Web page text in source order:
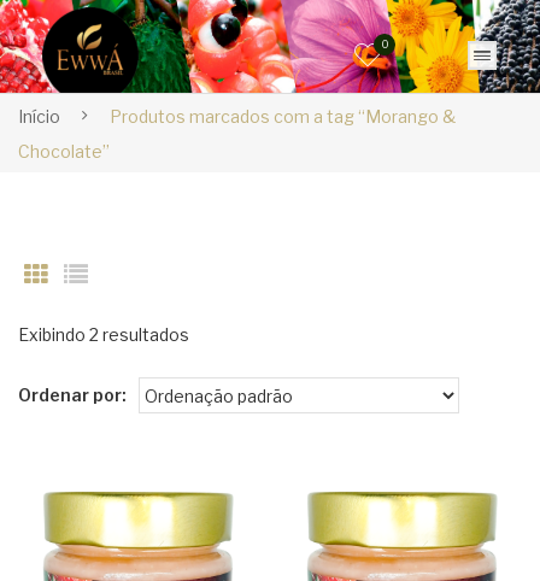
0
Início
Produtos marcados com a tag “Morango &
Chocolate”
Exibindo 2 resultados
Ordenar por: